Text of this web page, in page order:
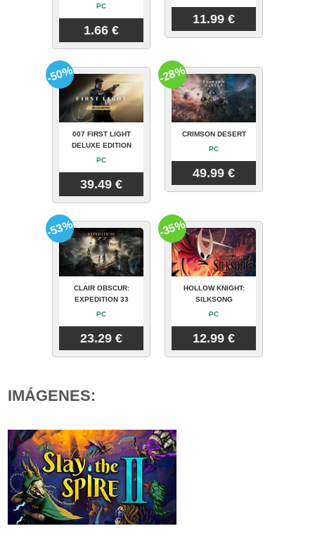
PC
1.66 €
11.99 €
007 FIRST LIGHT
DELUXE EDITION
PC
39.49 €
-50%
CRIMSON DESERT
PC
49.99 €
-28%
CLAIR OBSCUR:
EXPEDITION 33
PC
23.29 €
-53%
HOLLOW KNIGHT:
SILKSONG
PC
12.99 €
-35%
IMÁGENES: